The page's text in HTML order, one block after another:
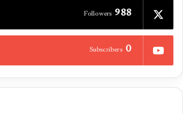
988
Followers
0
Subscribers